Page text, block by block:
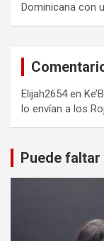
Dominicana con
Elijah2654en
lo envían a los
Puede faltar